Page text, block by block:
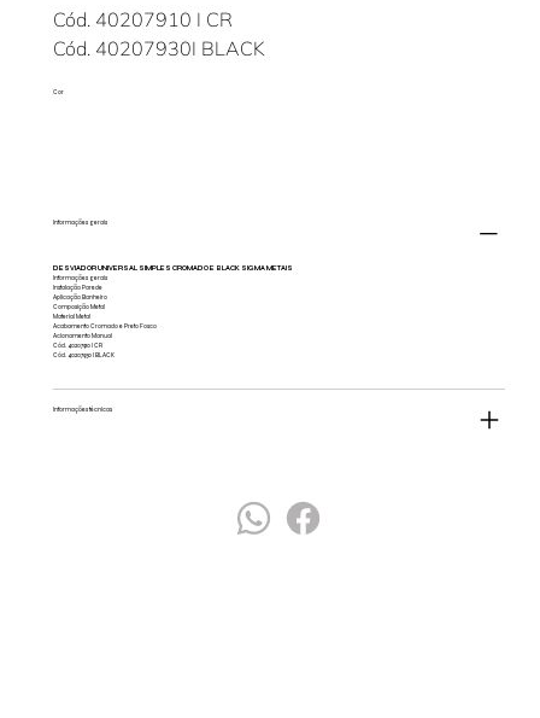
Cód. 40207910 I CR
Cód. 40207930I BLACK
Cor
Informações gerais
DESVIADOR UNIVERSAL SIMPLES CROMADO E BLACK SIGMA METAIS
Informações gerais
Instalação Parede
Aplicação Banheiro
Composição Metal
Material Metal
Acabamento Cromado e Preto Fosco
Acionamento Manual
Cód. 40207910 I CR
Cód. 40207930 I BLACK
Informações técnicas